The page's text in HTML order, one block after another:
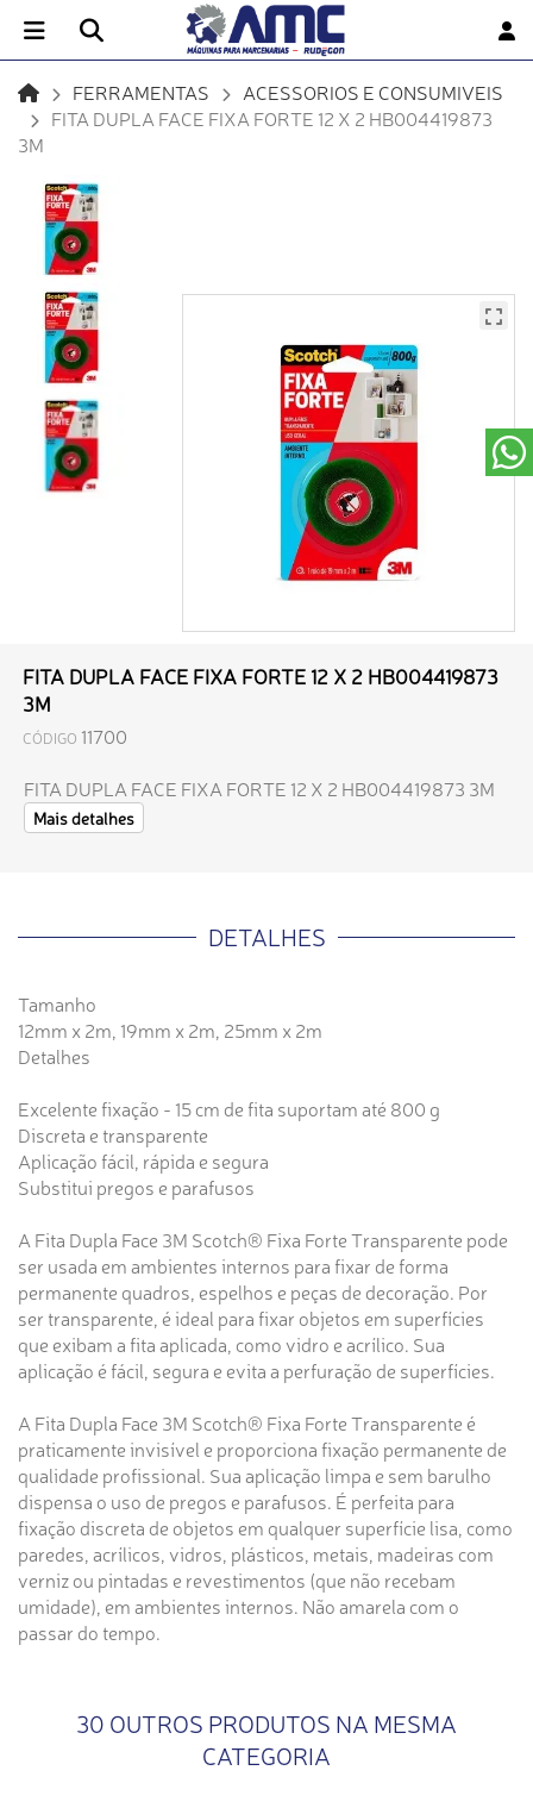
FERRAMENTAS
ACESSORIOS E CONSUMIVEIS
FITA DUPLA FACE FIXA FORTE 12 X 2 HB004419873
3M
FITA DUPLA FACE FIXA FORTE 12 X 2 HB004419873
3M
CÓDIGO 11700
FITA DUPLA FACE FIXA FORTE 12 X 2 HB004419873 3M
Mais detalhes
DETALHES
Tamanho
12mm x 2m, 19mm x 2m, 25mm x 2m
Detalhes
Excelente fixação - 15 cm de fita suportam até 800 g
Discreta e transparente
Aplicação fácil, rápida e segura
Substitui pregos e parafusos
A Fita Dupla Face 3M Scotch® Fixa Forte Transparente pode
ser usada em ambientes internos para fixar de forma
permanente quadros, espelhos e peças de decoração. Por
ser transparente, é ideal para fixar objetos em superfícies
que exibam a fita aplicada, como vidro e acrílico. Sua
aplicação é fácil, segura e evita a perfuração de superfícies.
A Fita Dupla Face 3M Scotch® Fixa Forte Transparente é
praticamente invisível e proporciona fixação permanente de
qualidade profissional. Sua aplicação limpa e sem barulho
dispensa o uso de pregos e parafusos. É perfeita para
fixação discreta de objetos em qualquer superfície lisa, como
paredes, acrílicos, vidros, plásticos, metais, madeiras com
verniz ou pintadas e revestimentos (que não recebam
umidade), em ambientes internos. Não amarela com o
passar do tempo.
30 OUTROS PRODUTOS NA MESMA
CATEGORIA